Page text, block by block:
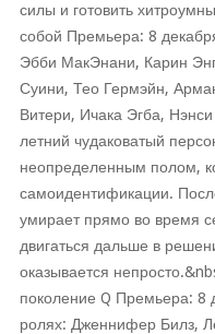
силы и готовить
собой Премьера: 8
Эбби МакЭнани, Карин
Суини, Тео Гермэйн,
Витери, Ичака Эгба,
летний чудаковатый
неопределенным полом,
самоидентификации.
умирает прямо во время
двигаться дальше в
оказывается
поколение Q Премьера:
ролях: Дженнифер Билз,